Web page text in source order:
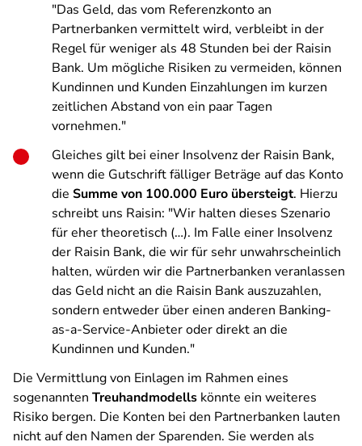
"Das Geld, das vom Referenzkonto an
Partnerbanken vermittelt wird, verbleibt in der
Regel für weniger als 48 Stunden bei der Raisin
Bank. Um mögliche Risiken zu vermeiden, können
Kundinnen und Kunden Einzahlungen im kurzen
zeitlichen Abstand von ein paar Tagen
vornehmen."
Gleiches gilt bei einer Insolvenz der Raisin Bank,
wenn die Gutschrift fälliger Beträge auf das Konto
die Summe von 100.000 Euro übersteigt. Hierzu
schreibt uns Raisin: "Wir halten dieses Szenario
für eher theoretisch (…). Im Falle einer Insolvenz
der Raisin Bank, die wir für sehr unwahrscheinlich
halten, würden wir die Partnerbanken veranlassen
das Geld nicht an die Raisin Bank auszuzahlen,
sondern entweder über einen anderen Banking-
as-a-Service-Anbieter oder direkt an die
Kundinnen und Kunden."
Die Vermittlung von Einlagen im Rahmen eines
sogenannten Treuhandmodells könnte ein weiteres
Risiko bergen. Die Konten bei den Partnerbanken lauten
nicht auf den Namen der Sparenden. Sie werden als